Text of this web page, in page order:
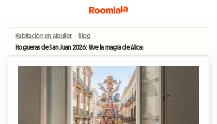
Habitación en alquiler › Blog ›
Hogueras de San Juan 2026: Vive la magia de Alicante alojándote en una